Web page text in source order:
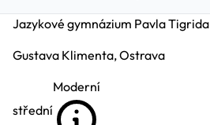
Jazykové gymnázium Pavla Tigrida
Gustava Klimenta, Ostrava
střední
Moderní